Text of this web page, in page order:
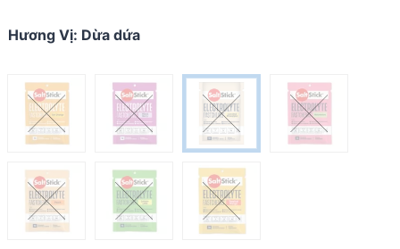
Hương Vị: Dừa dứa